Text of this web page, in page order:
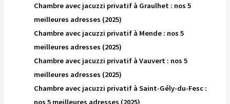
Chambre avec jacuzzi privatif à Graulhet : nos 5
meilleures adresses (2025)
Chambre avec jacuzzi privatif à Mende : nos 5
meilleures adresses (2025)
Chambre avec jacuzzi privatif à Vauvert : nos 5
meilleures adresses (2025)
Chambre avec jacuzzi privatif à Saint-Gély-du-Fesc :
nos 5 meilleures adresses (2025)